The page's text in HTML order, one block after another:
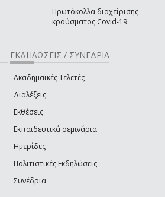
Πρωτόκολλα διαχείρισης
κρούσματος Covid-19
ΕΚΔΗΛΩΣΕΙΣ / ΣΥΝΕΔΡΙΑ
Ακαδημαϊκές Τελετές
Διαλέξεις
Εκθέσεις
Εκπαιδευτικά σεμινάρια
Ημερίδες
Πολιτιστικές Εκδηλώσεις
Συνέδρια